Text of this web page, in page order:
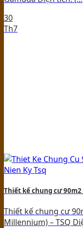
30
Th7
Thiết kế chung cư
Thiết kế chung cư
Millennium) – TSQ